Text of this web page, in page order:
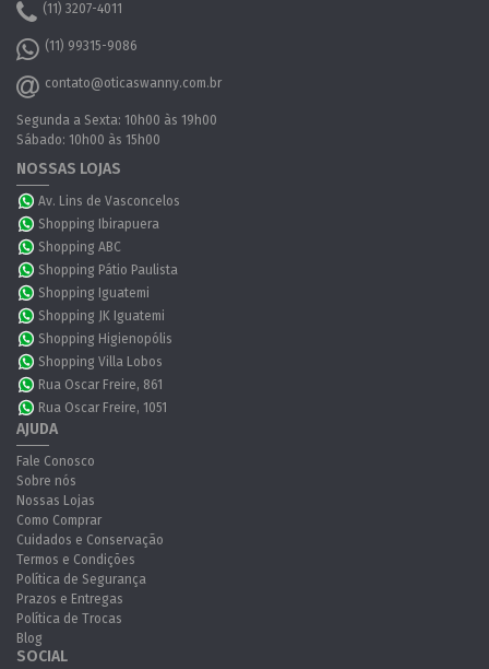
(11) 3207-4011
(11) 99315-9086
contato@oticaswanny.com.br
Segunda a Sexta: 10h00 às 19h00
Sábado: 10h00 às 15h00
NOSSAS LOJAS
Av. Lins de Vasconcelos
Shopping Ibirapuera
Shopping ABC
Shopping Pátio Paulista
Shopping Iguatemi
Shopping JK Iguatemi
Shopping Higienopólis
Shopping Villa Lobos
Rua Oscar Freire, 861
Rua Oscar Freire, 1051
AJUDA
Fale Conosco
Sobre nós
Nossas Lojas
Como Comprar
Cuidados e Conservação
Termos e Condições
Política de Segurança
Prazos e Entregas
Política de Trocas
Blog
SOCIAL